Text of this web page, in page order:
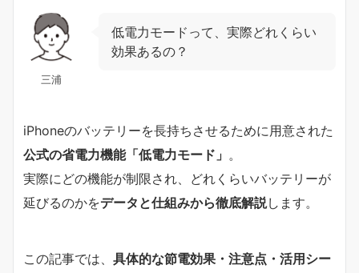
三浦
低電力モードって、実際どれくらい
効果あるの？
iPhoneのバッテリーを長持ちさせるために用意された
公式の省電力機能「低電力モード」 。
実際にどの機能が制限され、どれくらいバッテリーが
延びるのかをデータと仕組みから徹底解説します。
この記事では、 具体的な節電効果・注意点・活用シー